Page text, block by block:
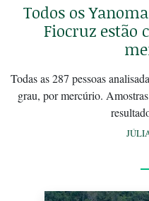
Todos os
Fiocruz estão
Todas as 287 pessoas
grau, por mercúrio.